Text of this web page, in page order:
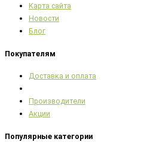
Карта сайта
Новости
Блог
Покупателям
Доставка и оплата
Производители
Акции
Популярные категории